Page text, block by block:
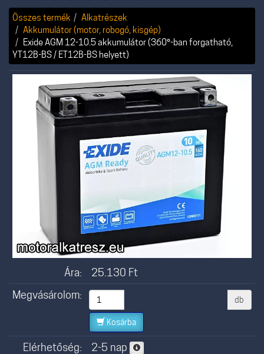
Összes termék
Alkatrészek
Akkumulátor (motor, robogó, kisgép)
Exide AGM 12-10.5 akkumulátor (360°-ban forgatható,
YT12B-BS / ET12B-BS helyett)
Ára: 25.130 Ft
Megvásárolom:
db
Kosárba
Elérhetőség: 2-5 nap